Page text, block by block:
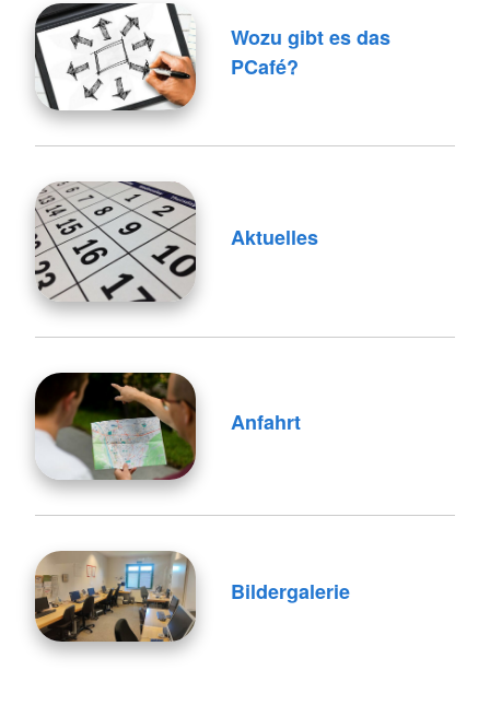
Wozu gibt es das
PCafé?
Aktuelles
Anfahrt
Bildergalerie